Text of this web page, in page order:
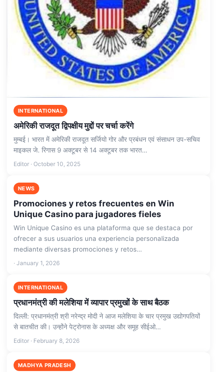
INTERNATIONAL
अमेरिकी राजदूत द्विपक्षीय मुद्दों पर चर्चा करेंगे
मुम्बई। भारत में अमेरिकी राजदूत सर्जियो गोर और प्रबंधन एवं संसाधन उप-सचिव
माइकल जे. रिगास 9 अक्टूबर से 14 अक्टूबर तक भारत…
Editor · October 10, 2025
NEWS
Promociones y retos frecuentes en Win
Unique Casino para jugadores fieles
Win Unique Casino es una plataforma que se destaca por
ofrecer a sus usuarios una experiencia personalizada
mediante diversas promociones y retos…
· January 1, 2026
INTERNATIONAL
प्रधानमंत्री की मलेशिया में व्यापार प्रमुखों के साथ बैठक
दिल्ली: प्रधानमंत्री श्री नरेन्‍द्र मोदी ने आज मलेशिया के चार प्रमुख उद्योगपतियों
से बातचीत की। उन्होंने पेट्रोनास के अध्यक्ष और समूह सीईओ…
Editor · February 8, 2026
MADHYA PRADESH